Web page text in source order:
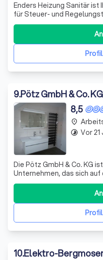
Enders Heizung Sanitär ist
für Steuer- und
eine effiziente
möglich ist, wenn die
aufeinander abgestimmt
einen eigenen
9.Pötz GmbH & Co. KG
8,5
Die Pötz GmbH & Co. KG
Unternehmen, das sich
Wartung moderner
spezialisiert hat. Wir sind
sowohl eigenständig als
unterstützt von erfahrenen
place
timelapse Vor
10.Elektro-Bergmoser